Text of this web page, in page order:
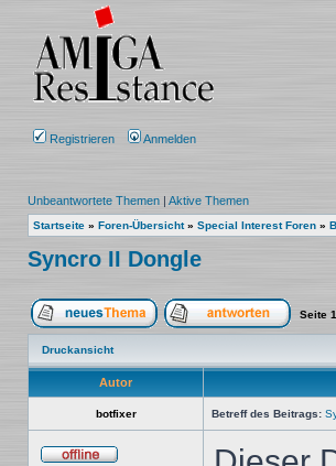
Registrieren Anmelden
Unbeantwortete Themen | Aktive Themen
Startseite » Foren-Übersicht» Special Interest Foren »
Syncro II Dongle
Ein neues Thema erstellenAuf das
Seite 1
Druckansicht
Autor
botfixer Betreff des Beitrags: